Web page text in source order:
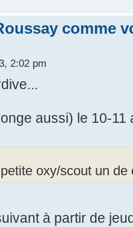
comme
2:02 pm
aussi) le 10-11
oxy/scout un de
à partir de